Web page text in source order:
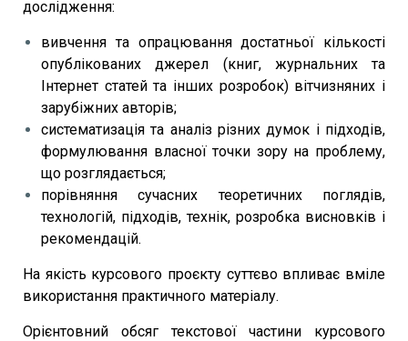
дослідження:
вивчення та опрацювання достатньої кількості
опублікованих джерел (книг, журнальних та
Інтернет статей та інших розробок) вітчизняних і
зарубіжних авторів;
систематизація та аналіз різних думок і підходів,
формулювання власної точки зору на проблему,
що розглядається;
порівняння сучасних теоретичних поглядів,
технологій, підходів, технік, розробка висновків і
рекомендацій.
На якість курсового проєкту суттєво впливає вміле
використання практичного матеріалу.
Орієнтовний обсяг текстової частини курсового